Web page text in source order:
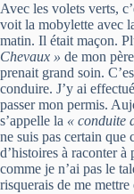
Avec les volets verts,
voit la mobylette avec
matin. Il était maçon.
Chevaux » de mon
prenait grand soin.
conduire. J’y ai
passer mon permis.
s’appelle la « conduite
ne suis pas certain que
d’histoires à raconter
comme je n’ai pas le
risquerais de me